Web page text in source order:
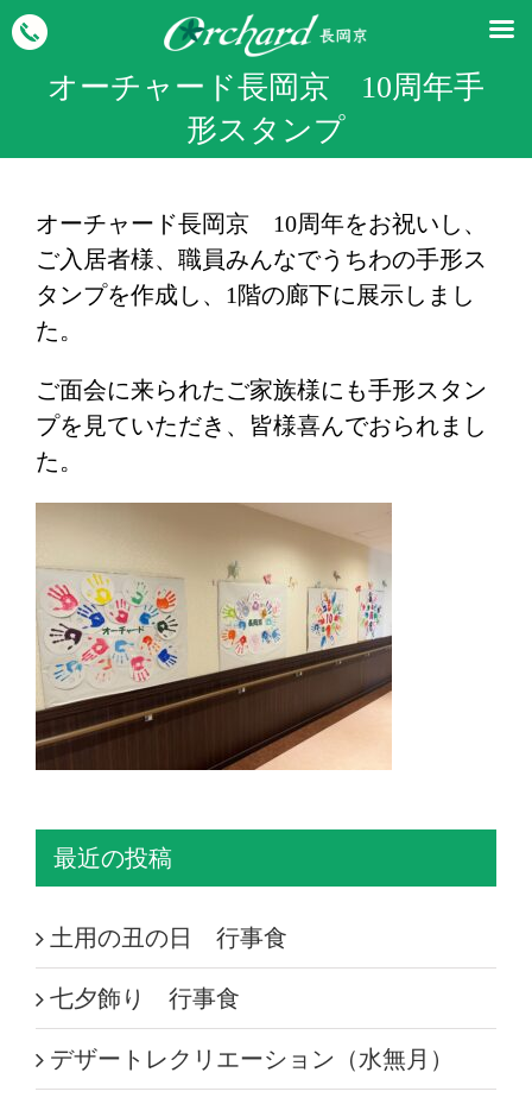
オーチャード長岡京 10周年手
形スタンプ
オーチャード長岡京 10周年をお祝いし、
ご入居者様、職員みんなでうちわの手形ス
タンプを作成し、1階の廊下に展示しまし
た。
ご面会に来られたご家族様にも手形スタン
プを見ていただき、皆様喜んでおられまし
た。
最近の投稿
土用の丑の日 行事食
七夕飾り 行事食
デザートレクリエーション（水無月）